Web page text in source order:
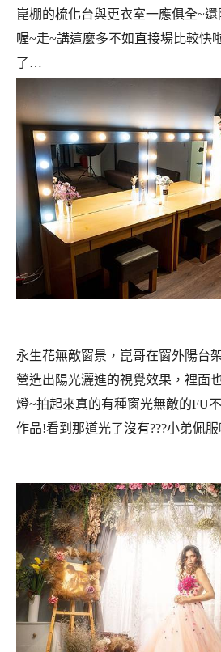
崑棚的梳化台與更衣室一應俱全~
喔~走~講這麼多不如直接場比較快
了…
永生花無敵窗景，崑哥在窗外陽台
營造出陽光灑進的視覺效果，裡面
燈~拍起來真的有種窗光無敵的FU
作品!看到那道光了沒有???小弟佩